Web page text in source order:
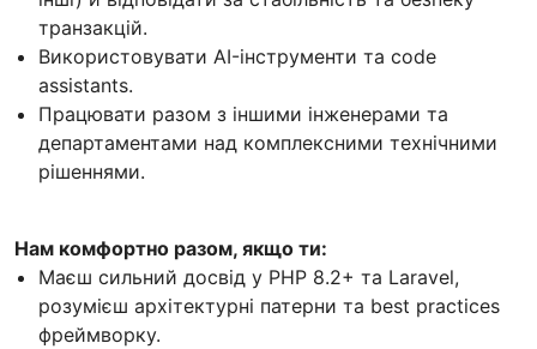
транзакцій.
Використовувати AI-інструменти та code
assistants.
Працювати разом з іншими інженерами та
департаментами над комплексними технічними
рішеннями.
Нам комфортно разом, якщо ти:
Маєш сильний досвід у PHP 8.2+ та Laravel,
розумієш архітектурні патерни та best practices
фреймворку.